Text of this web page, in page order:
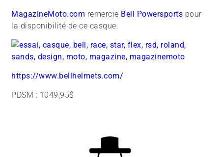
MagazineMoto.com remercie Bell Powersports pour
la disponibilité de ce casque.
https://www.bellhelmets.com/
PDSM : 1049,95$